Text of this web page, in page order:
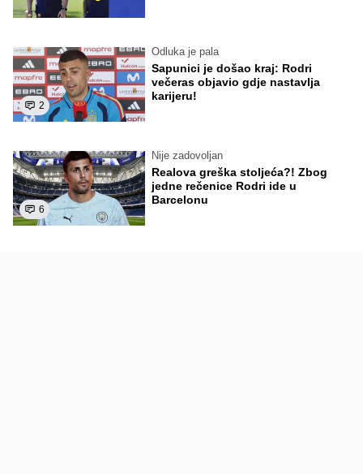
2
Odluka je pala
Sapunici je došao kraj: Rodri
večeras objavio gdje nastavlja
karijeru!
6
Nije zadovoljan
Realova greška stoljeća?! Zbog
jedne rečenice Rodri ide u
Barcelonu